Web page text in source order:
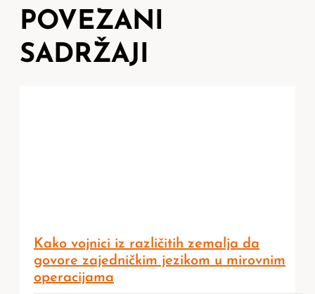
POVEZANI
SADRŽAJI
Kako vojnici iz različitih zemalja da
govore zajedničkim jezikom u mirovnim
operacijama